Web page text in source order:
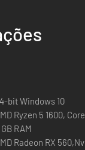
bit Windows 10
Ryzen 5 1600,
RAM
Radeon RX